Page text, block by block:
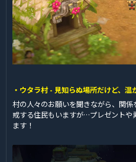
・ウタラ村 - 見知らぬ場所だけど、
村の人々のお願いを聞きながら、関
戒する住民もいますが…プレゼントや
ます！